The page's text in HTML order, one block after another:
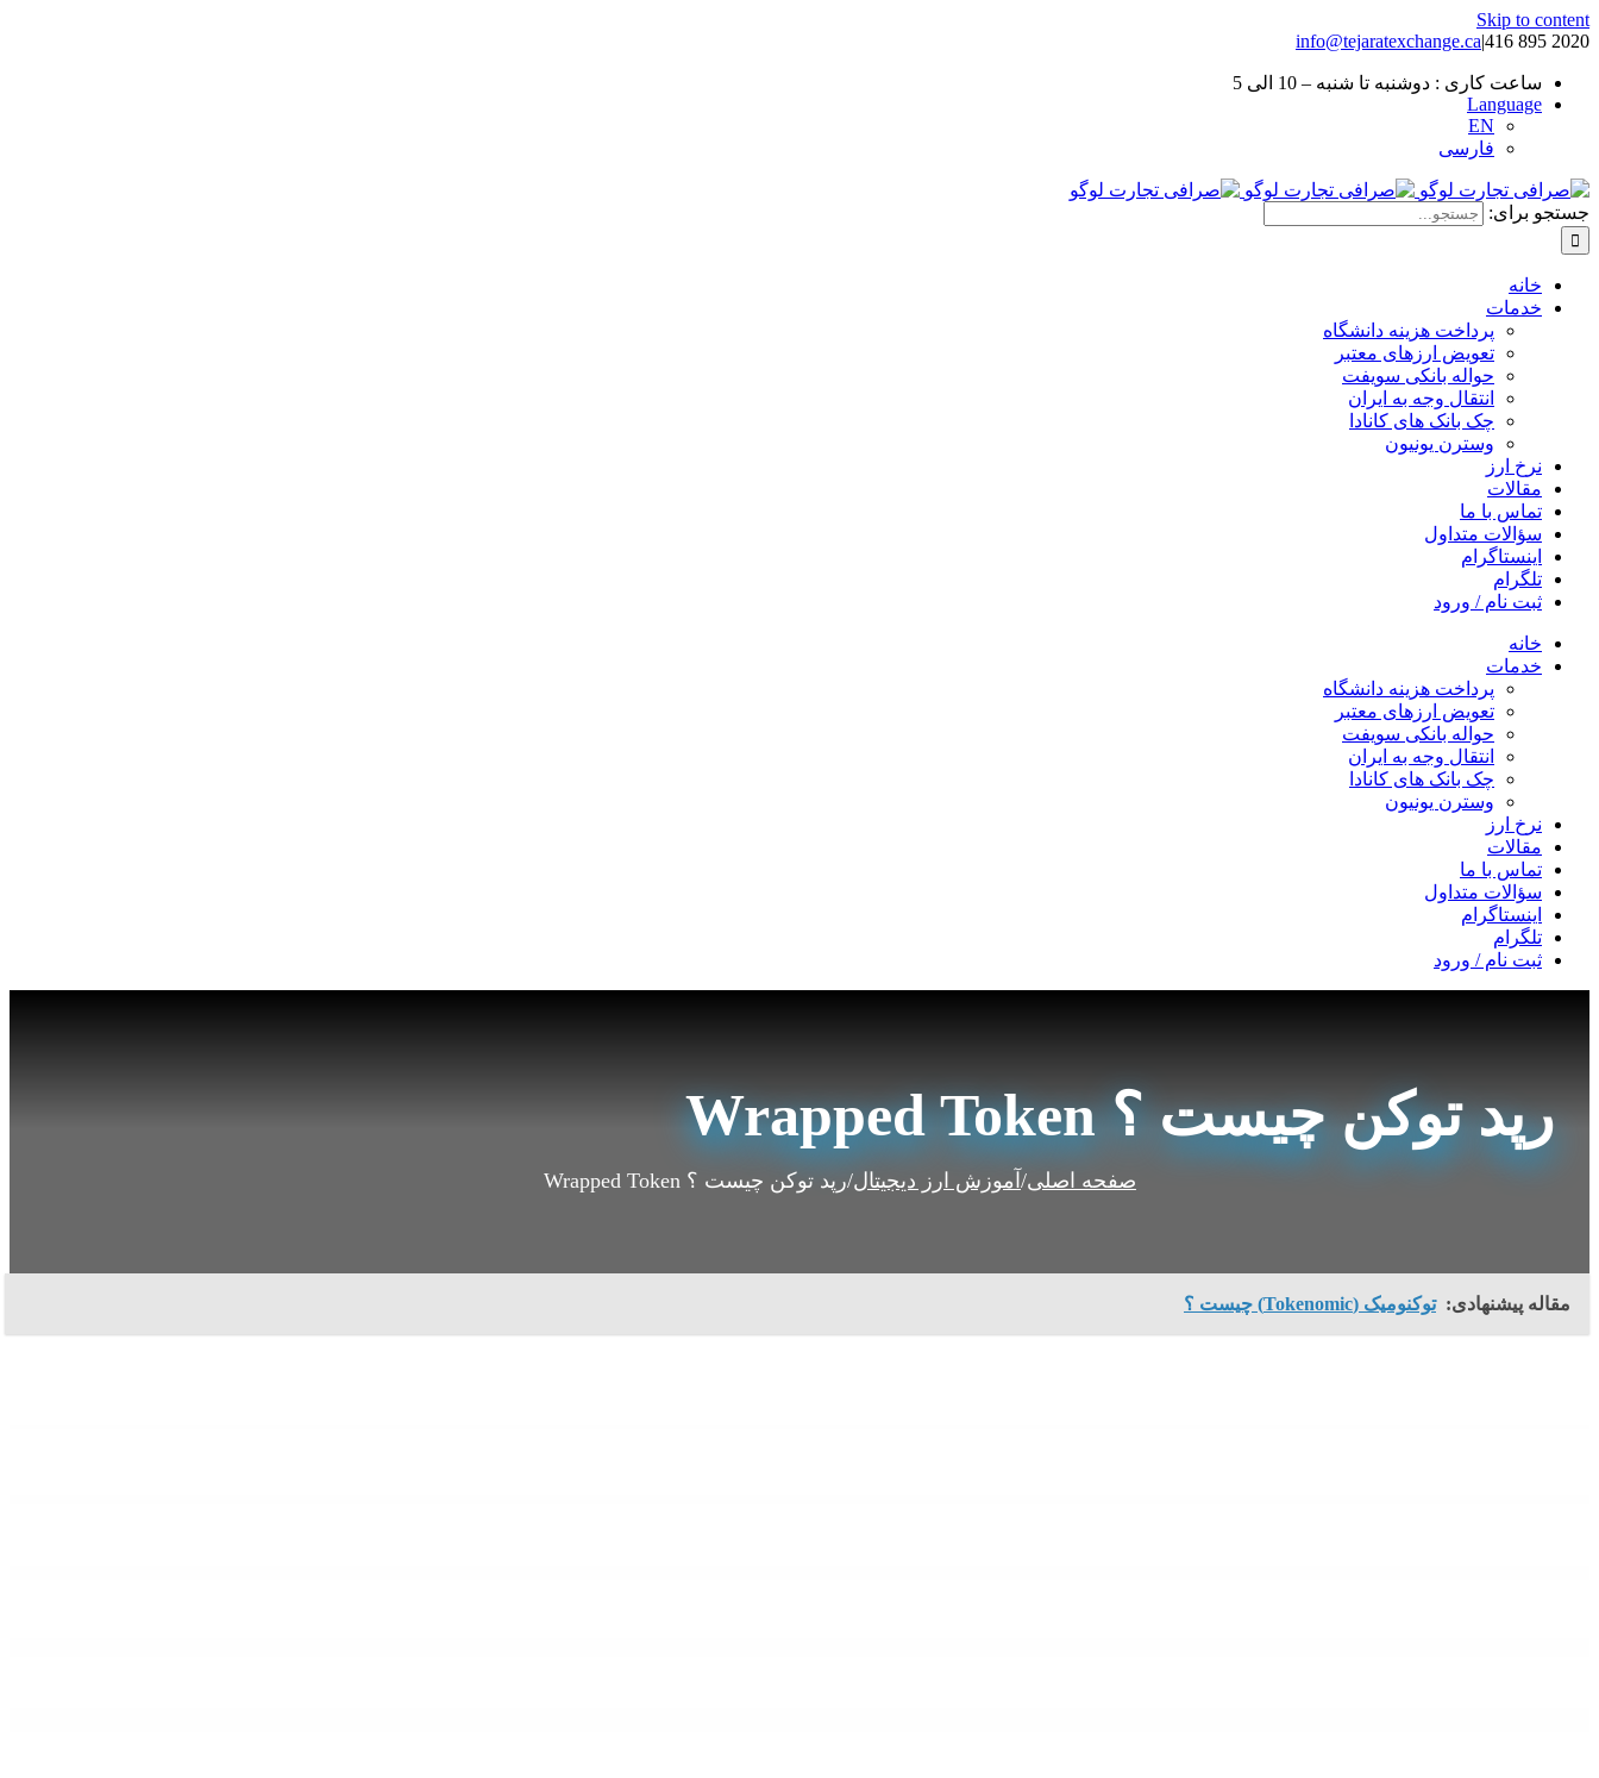
Skip to content
2020 895 416
|
info@tejaratexchange.ca
ساعت کاری : دوشنبه تا شنبه – 10 الی 5
Language
EN
فارسی
جستجو برای:
خانه
خدمات
پرداخت هزینه دانشگاه
تعویض ارزهای معتبر
حواله بانکی سویفت
انتقال وجه به ایران
چک بانک های کانادا
وسترن یونیون
نرخ ارز
مقالات
تماس با ما
سؤالات متداول
اینستاگرام
تلگرام
ثبت نام / ورود
خانه
خدمات
پرداخت هزینه دانشگاه
تعویض ارزهای معتبر
حواله بانکی سویفت
انتقال وجه به ایران
چک بانک های کانادا
وسترن یونیون
نرخ ارز
مقالات
تماس با ما
سؤالات متداول
اینستاگرام
تلگرام
ثبت نام / ورود
رپد توکن چیست ؟ Wrapped Token
صفحه اصلی/ آموزش ارز دیجیتال/رپد توکن چیست ؟ Wrapped Token
مقاله پیشنهادی: توکنومیک (Tokenomic) چیست ؟